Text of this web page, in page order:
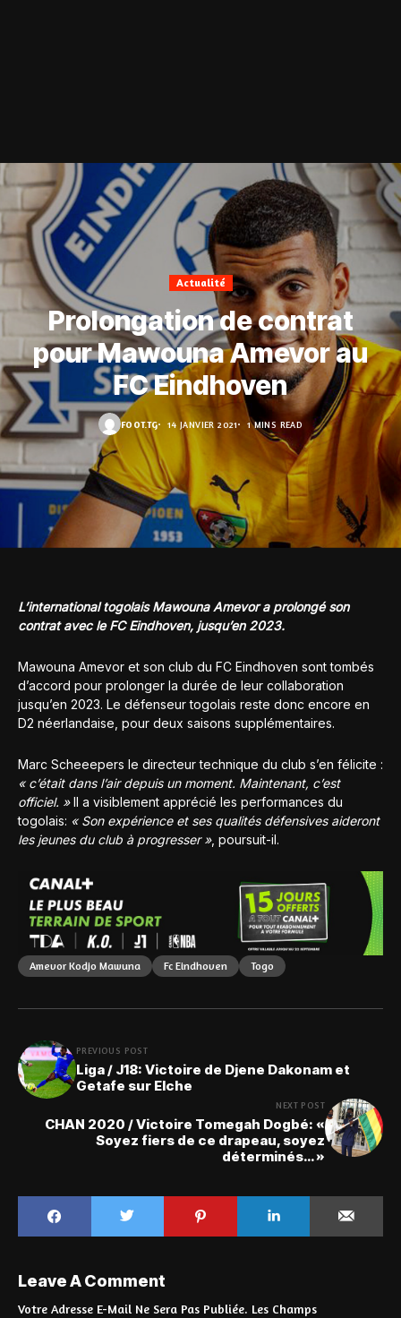
Actualité
Prolongation de contrat
pour Mawouna Amevor au
FC Eindhoven
FOOT.TG 14 JANVIER 2021 1 MINS READ
L’international togolais Mawouna Amevor a prolongé son
contrat avec le FC Eindhoven, jusqu’en 2023.
Mawouna Amevor et son club du FC Eindhoven sont tombés
d’accord pour prolonger la durée de leur collaboration
jusqu’en 2023. Le défenseur togolais reste donc encore en
D2 néerlandaise, pour deux saisons supplémentaires.
Marc Scheeepers le directeur technique du club s’en félicite :
« c’était dans l’air depuis un moment. Maintenant, c’est
officiel. »Il a visiblement apprécié les performances du
togolais: « Son expérience et ses qualités défensives aideront
les jeunes du club à progresser », poursuit-il.
Amevor Kodjo Mawuna Fc Eindhoven Togo
PREVIOUS POST
Liga / J18: Victoire de Djene Dakonam et
Getafe sur Elche
NEXT POST
CHAN 2020 / Victoire Tomegah Dogbé: «
Soyez fiers de ce drapeau, soyez
déterminés… »
Leave A Comment
Votre Adresse E-Mail Ne Sera Pas Publiée. Les Champs